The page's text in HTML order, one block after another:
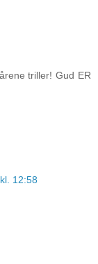
triller! Gud ER
12:58